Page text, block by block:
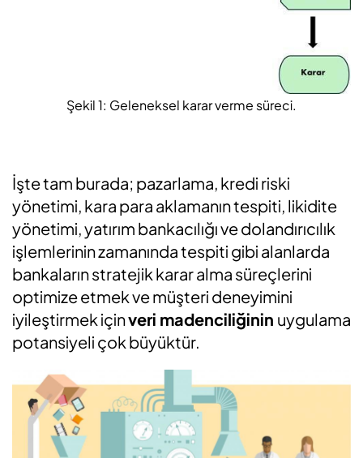
Şekil 1: Geleneksel karar verme süreci.
İşte tam burada; pazarlama, kredi riski
yönetimi, kara para aklamanın tespiti, likidite
yönetimi, yatırım bankacılığı ve dolandırıcılık
işlemlerinin zamanında tespiti gibi alanlarda
bankaların stratejik karar alma süreçlerini
optimize etmek ve müşteri deneyimini
iyileştirmek içinveri madenciliğinin uygulama
potansiyeli çok büyüktür.